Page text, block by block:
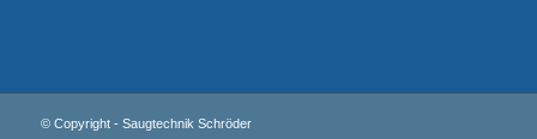
© Copyright - Saugtechnik Schröder